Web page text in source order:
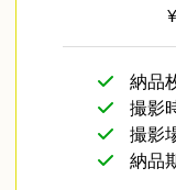
¥
納品
撮影
撮影
納品